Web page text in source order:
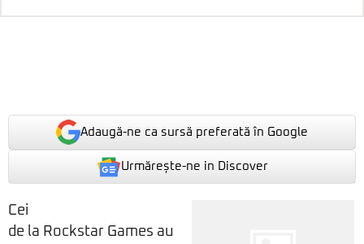
Adaugă-ne ca sursă preferată în Google
Urmărește-ne in Discover
Cei
de la Rockstar Games au